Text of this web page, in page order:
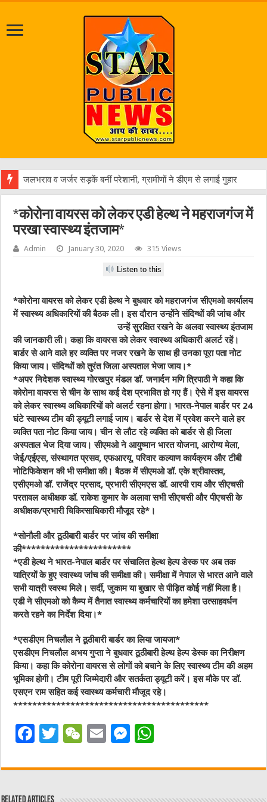
एक वारं
*कोरोना वायरस को लेकर एडी हेल्थ ने महराजगंज में
परखा स्वास्थ्य इंतजाम*
Admin January 30, 2020 315 Views
Listen to this
*कोरोना वायरस को लेकर एडी हेल्थ ने बुधवार को महराजगंज सीएमओ कार्यालय
में स्वास्थ्य अधिकारियों की बैठक ली। इस दौरान उन्होंने संदिग्धों की जांच और
उन्हें सुरक्षित रखने के अलवा स्वास्थ्य इंतजाम
की जानकारी ली। कहा कि वायरस को लेकर स्वास्थ्य अधिकारी अलर्ट रहें।
बार्डर से आने वाले हर व्यक्ति पर नजर रखने के साथ ही उनका पूरा पता नोट
किया जाय। संदिग्धों को तुरंत जिला अस्पताल भेजा जाय।*
*अपर निदेशक स्वास्थ्य गोरखपुर मंडल डॉ. जनार्दन मणि त्रिपाठी ने कहा कि
कोरोना वायरस से चीन के साथ कई देश प्रभावित हो गए हैं। ऐसे में इस वायरस
को लेकर स्वास्थ्य अधिकारियों को अलर्ट रहना होगा। भारत-नेपाल बार्डर पर 24
घंटे स्वास्थ्य टीम की ड्यूटी लगाई जाय। बार्डर से देश में प्रवेश करने वाले हर
व्यक्ति पता नोट किया जाय। चीन से लौट रहे व्यक्ति को बार्डर से ही जिला
अस्पताल भेज दिया जाय। सीएमओ ने आयुष्मान भारत योजना, आरोग्य मेला,
जेई/एईएस, संस्थागत प्रसव, एफआरयू, परिवार कल्याण कार्यक्रम और टीबी
नोटिफिकेशन की भी समीक्षा की। बैठक में सीएमओ डॉ. एके श्रीवास्तव,
एसीएमओ डॉ. राजेंद्र प्रसाद, प्रभारी सीएमएस डॉ. आरपी राय और सीएचसी
परतावल अधीक्षक डॉ. राकेश कुमार के अलावा सभी सीएचसी और पीएचसी के
अधीक्षक/प्रभारी चिकित्साधिकारी मौजूद रहे*।
*सोनौली और ठूठीबारी बार्डर पर जांच की समीक्षा
की***********************
*एडी हेल्थ ने भारत-नेपाल बार्डर पर संचालित हेल्थ हेल्प डेस्क पर अब तक
यात्रियों के हुए स्वास्थ्य जांच की समीक्षा की। समीक्षा में नेपाल से भारत आने वाले
सभी यात्री स्वस्थ मिले। सर्दी, जुकाम या बुखार से पीड़ित कोई नहीं मिला है।
एडी ने सीएमओ को कैम्प में तैनात स्वास्थ्य कर्मचारियों का हमेशा उत्साहवर्धन
करते रहने का निर्देश दिया।*
*एसडीएम निचलौल ने ठूठीबारी बार्डर का लिया जायजा*
एसडीएम निचलौल अभय गुप्ता ने बुधवार ठूठीबारी हेल्थ हेल्प डेस्क का निरीक्षण
किया। कहा कि कोरोना वायरस से लोगों को बचाने के लिए स्वास्थ्य टीम की अहम
भूमिका होगी। टीम पूरी जिम्मेदारी और सतर्कता ड्यूटी करें। इस मौके पर डॉ.
एसएन राम सहित कई स्वास्थ्य कर्मचारी मौजूद रहे।
*****************************************
F
c
e
T
it
W
C
E
ai
M
ss at